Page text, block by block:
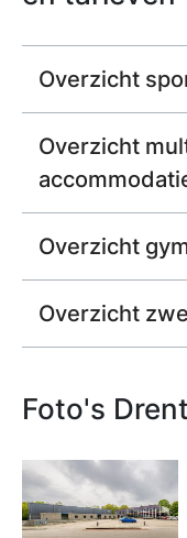
Overzicht
Overzicht
Overzicht
Overzicht
Foto's